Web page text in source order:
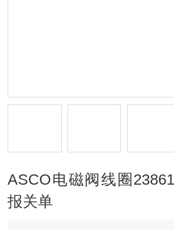
ASCO电磁阀线圈
报关单